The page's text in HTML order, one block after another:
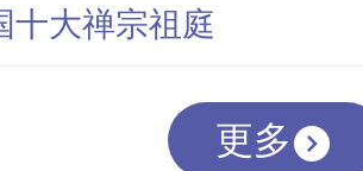
十大禅宗祖庭
更多